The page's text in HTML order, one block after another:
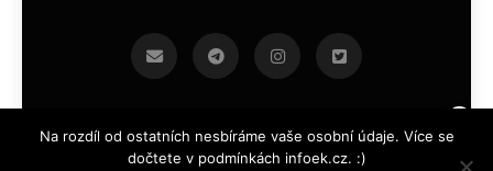
infoek.cz 2026.Developed By BlazeThemes .
Na rozdíl od ostatních nesbíráme vaše osobní údaje. Více se
dočtete v podmínkách infoek.cz. :)